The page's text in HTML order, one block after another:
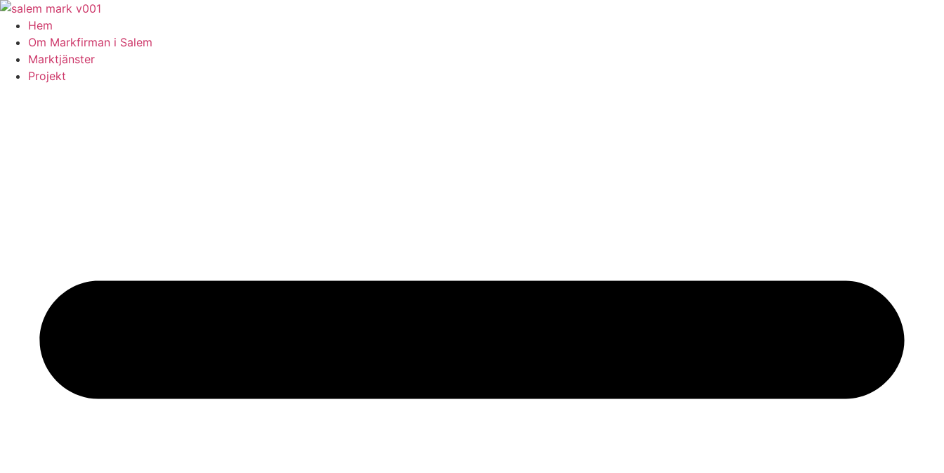
Skip
content
Hem
Om Markfirman i Salem
Marktjänster
Projekt